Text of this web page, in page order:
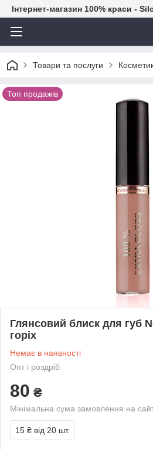
Інтернет-магазин 100% краси -
Товари та послуги
Топ продажів
Глянсовий блиск для губ
горіх
Немає в наявності
Опт і роздріб
80 ₴
Мінімальна сума замовлення на
15 ₴ від 20 шт.